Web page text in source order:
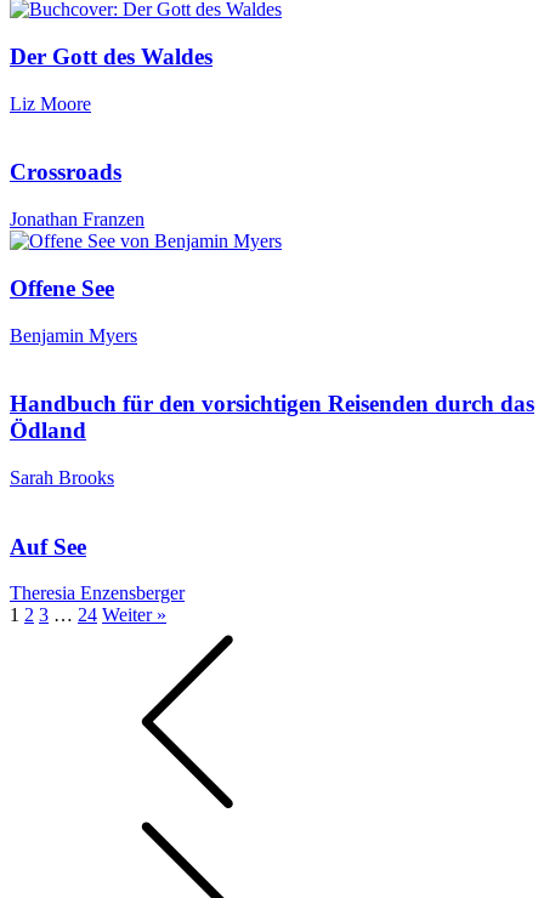
Der Gott des Waldes
Liz Moore
Crossroads
Jonathan Franzen
Offene See
Benjamin Myers
Handbuch für den vorsichtigen Reisenden durch das
Ödland
Sarah Brooks
Auf See
Theresia Enzensberger
1 2 3 … 24 Weiter »